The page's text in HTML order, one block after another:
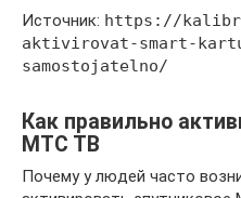
Источник: https://
aktivirovat-smart-
samostojatelno/
Как правильно
МТС ТВ
Почему у людей часто